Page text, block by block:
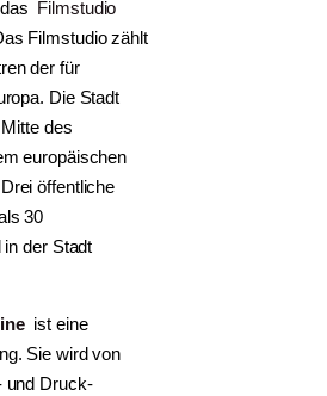
Filmstudio
Filmstudio zählt
der für
Die Stadt
des
europäischen
öffentliche
30
der Stadt
ist eine
Sie wird von
und Druck-